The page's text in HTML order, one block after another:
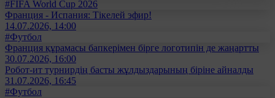
#FIFA World Cup 2026
Франция - Испания: Тікелей эфир!
14.07.2026, 14:00
#Футбол
Франция құрамасы бапкерімен бірге логотипін де жаңартты
30.07.2026, 16:00
Робот-ит турнирдің басты жұлдыздарының біріне айналды
31.07.2026, 16:45
#Футбол